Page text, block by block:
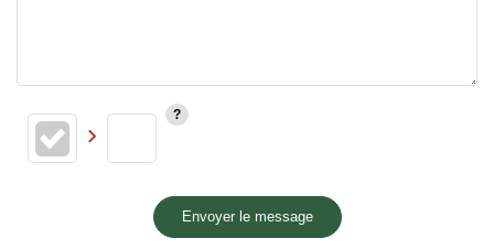
Envoyer le message